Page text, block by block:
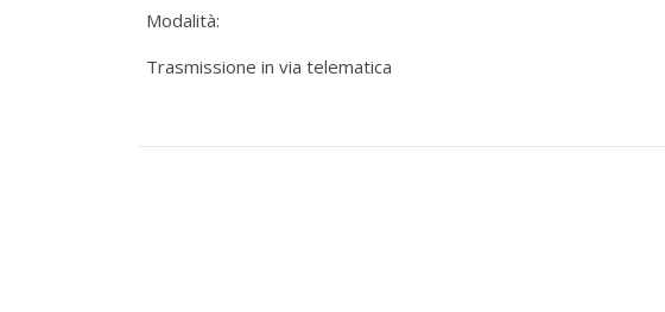
Modalità:
Trasmissione in via telematica